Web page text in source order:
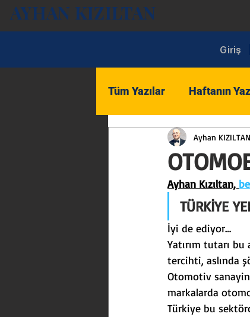
AYHAN KIZILTAN
Giriş
Tüm Yazılar Haftanın
Ekonomi
Turizm
Ekonomi ve Sektör
İnşaat
Ayhan KIZILTAN
Ayhan Kızıltan,
TÜRKİYE
İyi de ediyor…
Yatırım tutarı
tercihti, aslında
Otomotiv
markalarda
Türkiye bu